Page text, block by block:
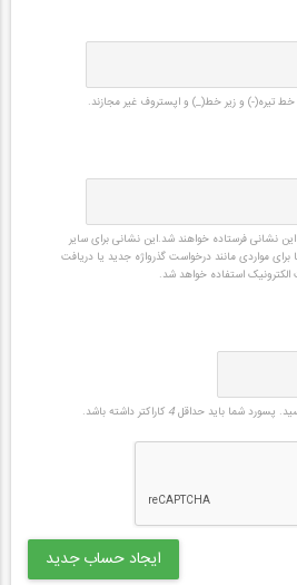
خط تیره(-) و زیر خط(_) و اپستروف غیر مجازند.
نشانی فرستاده خواهند شد.این نشانی برای سایر
برای مواردی مانند درخواست گذرواژه جدید یا دریافت
استفاده خواهد شد.
پسورد شما باید حداقل4 کاراکتر داشته باشد.